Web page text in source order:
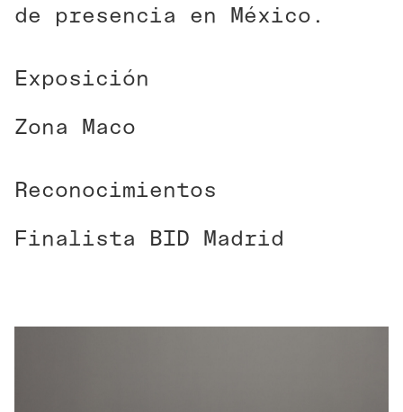
de presencia en México.
Exposición
Zona Maco
Reconocimientos
Finalista BID Madrid